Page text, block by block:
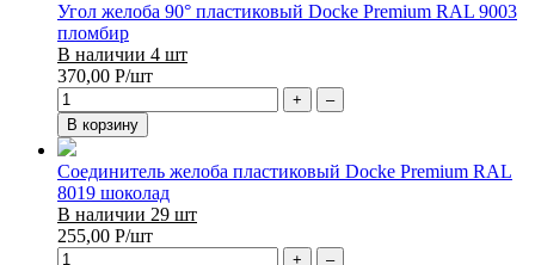
Угол желоба 90° пластиковый Docke Premium RAL 9003
пломбир
В наличии 4 шт
370,00 Р/шт
+
–
В корзину
Соединитель желоба пластиковый Docke Premium RAL
8019 шоколад
В наличии 29 шт
255,00 Р/шт
+
–